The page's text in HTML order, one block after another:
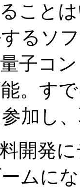
こと
るソ
子コ
。す
加し
開発
ムに